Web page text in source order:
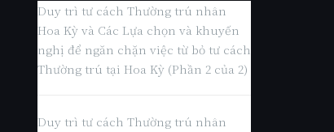
Duy trì tư cách Thường trú nhân
Hoa Kỳ và Các Lựa chọn và khuyến
nghị để ngăn chặn việc từ bỏ tư cách
Thường trú tại Hoa Kỳ (Phần 2 của 2)
Duy trì tư cách Thường trú nhân